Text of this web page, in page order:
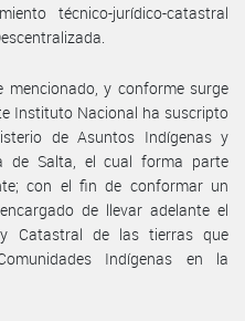
técnico-jurídico-catastral
mencionado, y conforme surge
Instituto Nacional ha suscripto
de Asuntos Indígenas y
de Salta, el cual forma parte
con el fin de conformar un
de llevar adelante el
y Catastral de las tierras que
Indígenas en la